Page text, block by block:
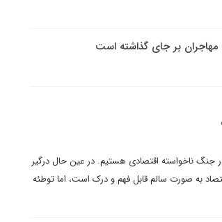
مهاجران بر جای گذاشته است
جنگ ناخواسته اقتصادی هستیم. در عین حال درگیر
به صورت سالم قابل فهم و درک است، اما توطئه